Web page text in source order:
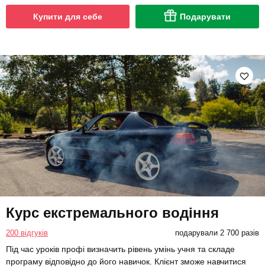
Купити для себе Подарувати
Курс екстремального водіння
200 відгуків подарували 2 700 разів
Під час уроків профі визначить рівень умінь учня та складе
програму відповідно до його навичок. Клієнт зможе навчитися